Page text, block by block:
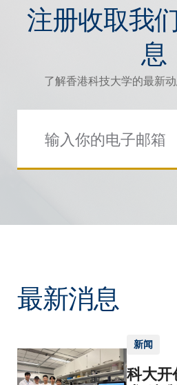
注册收取我
息
了解香港科技大学的最新动
最新消息
新闻
科大开